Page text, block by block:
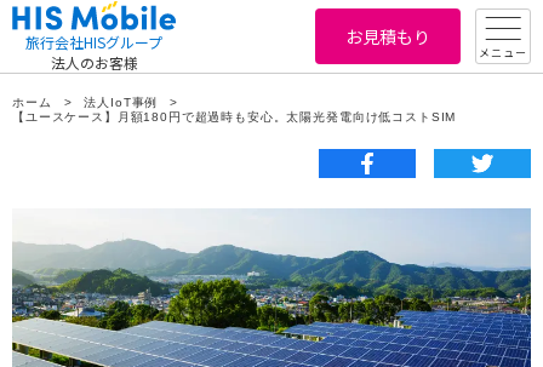
旅行会社HISグループ
法人のお客様
お見積もり
メニュー
ホーム
法人IoT事例
【ユースケース】月額180円で超過時も安心。太陽光発電向け低コストSIM